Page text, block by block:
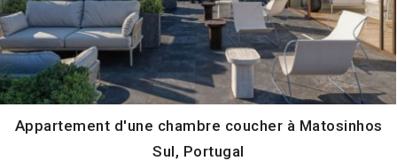
Appartement d'une chambre coucher à Matosinhos
Sul, Portugal